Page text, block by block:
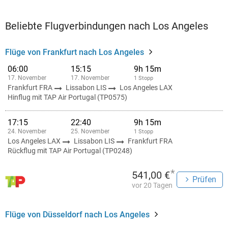
Beliebte Flugverbindungen nach Los Angeles
Flüge von Frankfurt nach Los Angeles
06:00
17. November
15:15
17. November
9h 15m
1 Stopp
Frankfurt FRA Lissabon LIS
Los Angeles LAX
Hinflug mit TAP Air Portugal (TP0575)
17:15
24. November
22:40
25. November
9h 15m
1 Stopp
Los Angeles LAX Lissabon LIS
Frankfurt FRA
Rückflug mit TAP Air Portugal (TP0248)
541,00 €*
vor 20 Tagen
Prüfen
Flüge von Düsseldorf nach Los Angeles